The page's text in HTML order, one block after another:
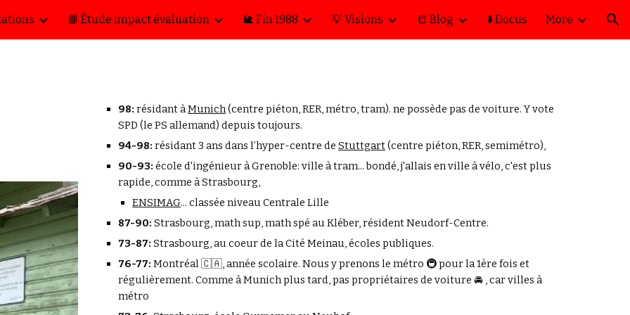
to main content Skip to navigation
📘 Étude impact évaluation 🐌 Fin 1988 💡 Visions 📒 Blog ⬇️ Docus More
98:résidant àMunich(centre piéton, RER, métro, tram). ne possède pas de voiture. Y vote
SPD (le PS allemand) depuis toujours.
94-98:résidant 3 ans dans l’hyper-centre deStuttgart(centre piéton, RER, semimétro),
90-93:école d'ingénieur à Grenoble: ville à tram... bondé, j'allais en ville à vélo, c'est plus
rapide, comme à Strasbourg,
ENSIMAG... classée niveau Centrale Lille
87-90:Strasbourg, math sup, math spé au Kléber, résident Neudorf-Centre.
73-87:Strasbourg, au coeur de la Cité Meinau, écoles publiques.
76-77:Montréal 🇨🇦, année scolaire. Nous y prenons le métro 🚇 pour la 1ère fois et
régulièrement.Comme à Munich plus tard, pas propriétairesde voiture 🚘 , car villes à
métro